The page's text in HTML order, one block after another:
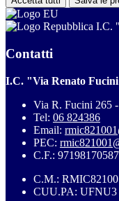
I.C.
Contatti
I.C. "Via Renato
Via R. Fucini 265
Tel: 06 824386
Email:
PEC:
C.F.: 97198170587
C.M.:
CUU.PA: UFNU3